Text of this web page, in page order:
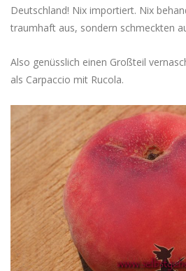
Deutschland! Nix importiert. Nix
traumhaft aus, sondern schmeckten
Also genüsslich einen Großteil
als Carpaccio mit Rucola.